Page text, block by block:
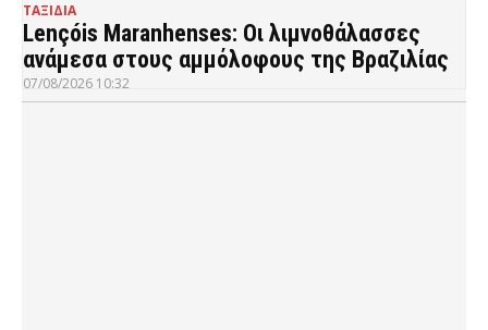
ΤΑΞΙΔΙΑ
Lençóis Maranhenses: Οι λιμνοθάλασσες
ανάμεσα στους αμμόλοφους της Βραζιλίας
07/08/2026 10:32